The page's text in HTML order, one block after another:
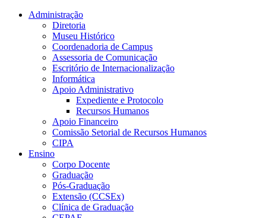
Conteúdo principal Menu principal
Administração
Diretoria
Museu Histórico
Coordenadoria de Campus
Assessoria de Comunicação
Escritório de Internacionalização
Informática
Apoio Administrativo
Expediente e Protocolo
Recursos Humanos
Apoio Financeiro
Comissão Setorial de Recursos Humanos
CIPA
Ensino
Corpo Docente
Graduação
Pós-Graduação
Extensão (CCSEx)
Clínica de Graduação